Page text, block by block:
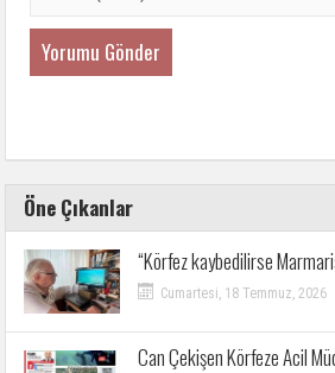
Öne Çıkanlar
“Körfez kaybedilirse
Cumartesi, 18 Temmuz, 2026
Can Çekişen Körfeze Acil